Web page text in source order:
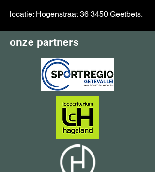
locatie: Hogenstraat 36 3450 Geetbets.
onze partners